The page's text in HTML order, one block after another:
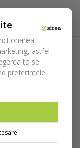
astfel
ta se
preferintele.
Cutit ceara
website-ul